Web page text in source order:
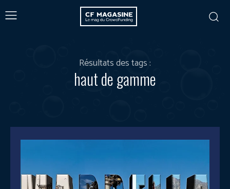
Résultats des tags :
haut de gamme